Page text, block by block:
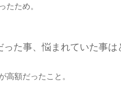
たため。
た事、悩まれていた事は
高額だったこと。